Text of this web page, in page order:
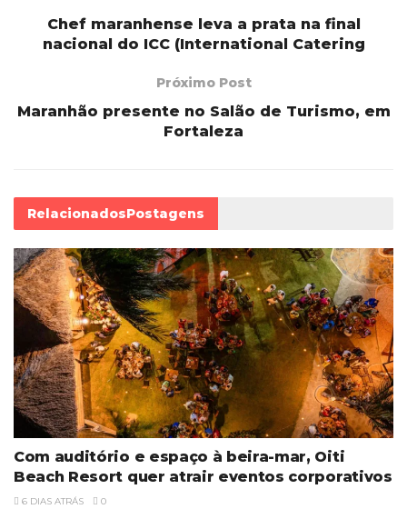
Chef maranhense leva a prata na final
nacional do ICC (International Catering
Próximo Post
Maranhão presente no Salão de Turismo, em
Fortaleza
RelacionadosPostagens
Com auditório e espaço à beira-mar, Oiti
Beach Resort quer atrair eventos corporativos
6 DIAS ATRÁS 0